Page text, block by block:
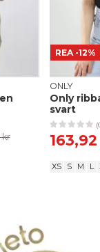
samtycker du
på denna
Stilettoshop.se
Genom att
kr
REA -12%
ONLY
Only
svart
XS S M L